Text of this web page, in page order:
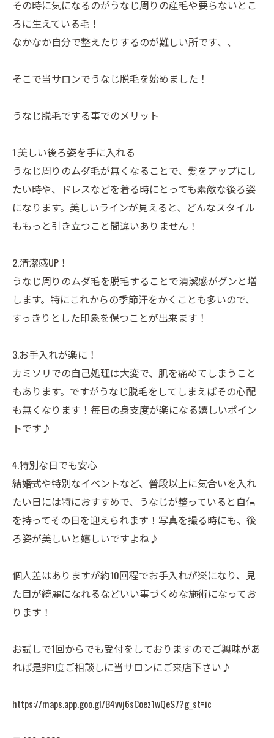
その時に気になるのがうなじ周りの産毛や要らないとこ
ろに生えている毛！
なかなか自分で整えたりするのが難しい所です、、
そこで当サロンでうなじ脱毛を始めました！
うなじ脱毛でする事でのメリット
1.美しい後ろ姿を手に入れる
うなじ周りのムダ毛が無くなることで、髪をアップにし
たい時や、ドレスなどを着る時にとっても素敵な後ろ姿
になります。美しいラインが見えると、どんなスタイル
ももっと引き立つこと間違いありません！
2.清潔感UP！
うなじ周りのムダ毛を脱毛することで清潔感がグンと増
します。特にこれからの季節汗をかくことも多いので、
すっきりとした印象を保つことが出来ます！
3.お手入れが楽に！
カミソリでの自己処理は大変で、肌を痛めてしまうこと
もあります。ですがうなじ脱毛をしてしまえばその心配
も無くなります！毎日の身支度が楽になる嬉しいポイン
トです♪
4.特別な日でも安心
結婚式や特別なイベントなど、普段以上に気合いを入れ
たい日には特におすすめで、うなじが整っていると自信
を持ってその日を迎えられます！写真を撮る時にも、後
ろ姿が美しいと嬉しいですよね♪
個人差はありますが約10回程でお手入れが楽になり、見
た目が綺麗になれるなどいい事づくめな施術になってお
ります！
お試しで1回からでも受付をしておりますのでご興味があ
れば是非1度ご相談しに当サロンにご来店下さい♪
https://maps.app.goo.gl/B4vvj6sCoez1wQeS7?g_st=ic